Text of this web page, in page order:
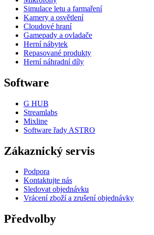
Simulace letu a farmaření
Kamery a osvětlení
Cloudové hraní
Gamepady a ovladače
Herní nábytek
Repasované produkty
Herní náhradní díly
Software
G HUB
Streamlabs
Mixline
Software řady ASTRO
Zákaznický servis
Podpora
Kontaktujte nás
Sledovat objednávku
Vrácení zboží a zrušení objednávky
Předvolby